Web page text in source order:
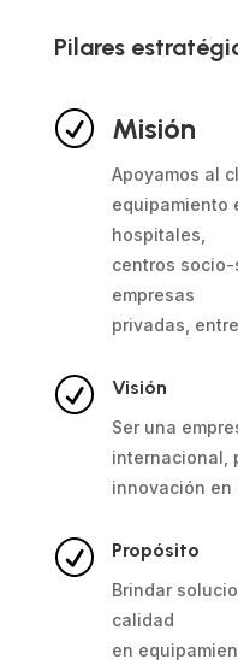
Pilares
R Misión
Apoyamos al
equipamiento
hospitales,
centros
empresas
privadas,
R Visión
Ser una
internacional,
innovación en
R Propósito
Brindar
calidad
en